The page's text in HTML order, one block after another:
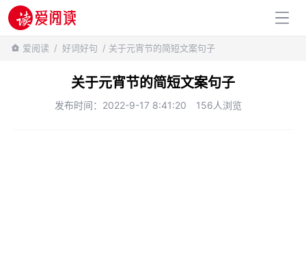
百科知识
爱阅读 / 好词好句 / 关于元宵节的简短文案句子
关于元宵节的简短文案句子
发布时间：2022-9-17 8:41:20 156人浏览